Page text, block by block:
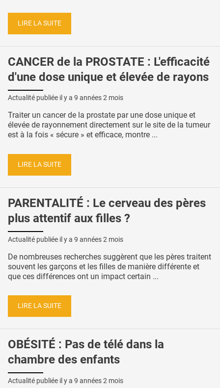
LIRE LA SUITE
CANCER de la PROSTATE : L'efficacité
d'une dose unique et élevée de rayons
Actualité publiée il y a 9 années 2 mois
Traiter un cancer de la prostate par une dose unique et
élevée de rayonnement directement sur le site de la tumeur
est à la fois « sécure » et efficace, montre ...
LIRE LA SUITE
PARENTALITÉ : Le cerveau des pères
plus attentif aux filles ?
Actualité publiée il y a 9 années 2 mois
De nombreuses recherches suggèrent que les pères traitent
souvent les garçons et les filles de manière différente et
que ces différences ont un impact certain ...
LIRE LA SUITE
OBÉSITÉ : Pas de télé dans la
chambre des enfants
Actualité publiée il y a 9 années 2 mois